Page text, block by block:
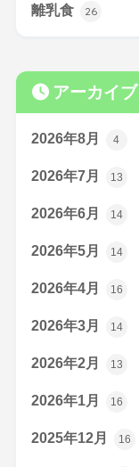
離乳食 26
アーカイブ
2026年8月 4
2026年7月 13
2026年6月 14
2026年5月 14
2026年4月 16
2026年3月 14
2026年2月 13
2026年1月 16
2025年12月 16